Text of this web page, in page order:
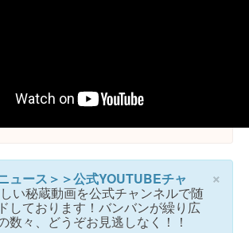
×
ュース＞＞公式YOUTUBEチャ
い秘蔵動画を公式チャンネルで随
しております！バンバンが繰り広
数々、どうぞお見逃しなく！！